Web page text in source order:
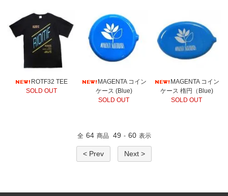
ROTF32 TEE
SOLD OUT
MAGENTA コイン
ケース (Blue)
SOLD OUT
MAGENTA コイン
ケース 楕円（Blue)
SOLD OUT
全 64 商品 49 - 60 表示
< Prev Next >